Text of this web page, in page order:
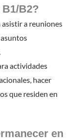
B2?
asistir a reuniones
actividades
hacer
que residen en
en